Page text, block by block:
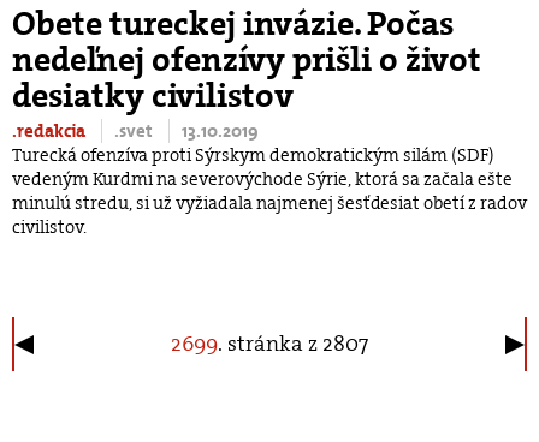
Obete tureckej invázie. Počas
nedeľnej ofenzívy prišli o život
desiatky civilistov
.redakcia .svet
13.10.2019
Turecká ofenzíva proti Sýrskym demokratickým silám (SDF)
vedeným Kurdmi na severovýchode Sýrie, ktorá sa začala ešte
minulú stredu, si už vyžiadala najmenej šesťdesiat obetí z radov
civilistov.
2699. stránka z 2807